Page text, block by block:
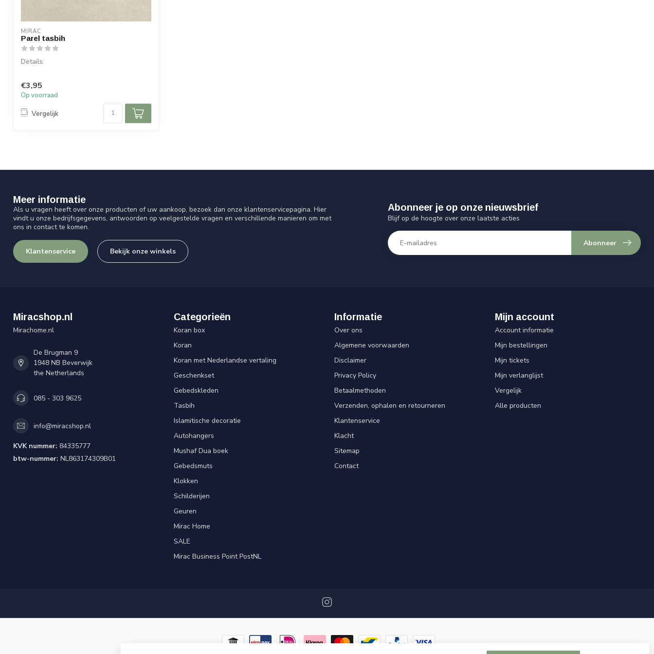
MIRAC
Parel tasbih
Details:
Kleur zoals afgebeeld
€3,95
Op voorraad
Vergelijk
Meer informatie
Als u vragen heeft over onze producten of uw aankoop, bezoek dan onze klantenservicepagina. Hier
vindt u onze bedrijfsgegevens, antwoorden op veelgestelde vragen en verschillende manieren om met
ons in contact te komen.
Klantenservice Bekijk onze winkels
Abonneer je op onze nieuwsbrief
Blijf op de hoogte over onze laatste acties
Abonneer
Miracshop.nl
Mirachome.nl
De Brugman 9
1948 NB Beverwijk
the Netherlands
085 - 303 9625
info@miracshop.nl
KVK nummer: 84335777
btw-nummer: NL863174309B01
Categorieën
Koran box
Koran
Koran met Nederlandse vertaling
Geschenkset
Gebedskleden
Tasbih
Islamitische decoratie
Autohangers
Mushaf Dua boek
Gebedsmuts
Klokken
Schilderijen
Geuren
Mirac Home
SALE
Mirac Business Point PostNL
Informatie
Over ons
Algemene voorwaarden
Disclaimer
Privacy Policy
Betaalmethoden
Verzenden, ophalen en retourneren
Klantenservice
Klacht
Sitemap
Contact
Mijn account
Account informatie
Mijn bestellingen
Mijn tickets
Mijn verlanglijst
Vergelijk
Alle producten